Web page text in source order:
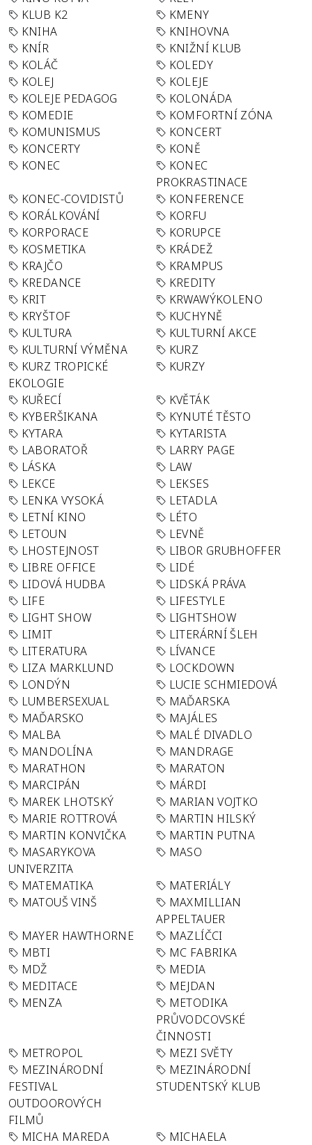
KLUB K2
KMENY
KNIHA
KNIHOVNA
KNÍR
KNIŽNÍ KLUB
KOLÁČ
KOLEDY
KOLEJ
KOLEJE
KOLEJE PEDAGOG
KOLONÁDA
KOMEDIE
KOMFORTNÍ ZÓNA
KOMUNISMUS
KONCERT
KONCERTY
KONĚ
KONEC
KONEC
PROKRASTINACE
KONEC-COVIDISTŮ
KONFERENCE
KORÁLKOVÁNÍ
KORFU
KORPORACE
KORUPCE
KOSMETIKA
KRÁDEŽ
KRAJČO
KRAMPUS
KREDANCE
KREDITY
KRIT
KRWAWÝKOLENO
KRYŠTOF
KUCHYNĚ
KULTURA
KULTURNÍ AKCE
KULTURNÍ VÝMĚNA
KURZ
KURZ TROPICKÉ
EKOLOGIE
KURZY
KUŘECÍ
KVĚTÁK
KYBERŠIKANA
KYNUTÉ TĚSTO
KYTARA
KYTARISTA
LABORATOŘ
LARRY PAGE
LÁSKA
LAW
LEKCE
LEKSES
LENKA VYSOKÁ
LETADLA
LETNÍ KINO
LÉTO
LETOUN
LEVNĚ
LHOSTEJNOST
LIBOR GRUBHOFFER
LIBRE OFFICE
LIDÉ
LIDOVÁ HUDBA
LIDSKÁ PRÁVA
LIFE
LIFESTYLE
LIGHT SHOW
LIGHTSHOW
LIMIT
LITERÁRNÍ ŠLEH
LITERATURA
LÍVANCE
LIZA MARKLUND
LOCKDOWN
LONDÝN
LUCIE SCHMIEDOVÁ
LUMBERSEXUAL
MAĎARSKA
MAĎARSKO
MAJÁLES
MALBA
MALÉ DIVADLO
MANDOLÍNA
MANDRAGE
MARATHON
MARATON
MARCIPÁN
MÁRDI
MAREK LHOTSKÝ
MARIAN VOJTKO
MARIE ROTTROVÁ
MARTIN HILSKÝ
MARTIN KONVIČKA
MARTIN PUTNA
MASARYKOVA
UNIVERZITA
MASO
MATEMATIKA
MATERIÁLY
MATOUŠ VINŠ
MAXMILLIAN
APPELTAUER
MAYER HAWTHORNE
MAZLÍČCI
MBTI
MC FABRIKA
MDŽ
MEDIA
MEDITACE
MEJDAN
MENZA
METODIKA
PRŮVODCOVSKÉ
ČINNOSTI
METROPOL
MEZI SVĚTY
MEZINÁRODNÍ
FESTIVAL
OUTDOOROVÝCH
FILMŮ
MEZINÁRODNÍ
STUDENTSKÝ KLUB
MICHA MAREDA
MICHAELA